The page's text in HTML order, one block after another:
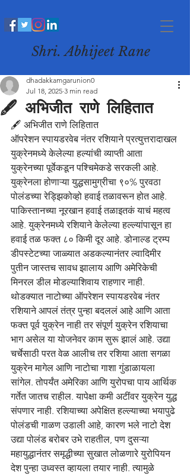
Shri. Abhijeet Rane
🖋️ अभिजीत राणे लिहितात
dhadakkamgarunion0
Jul 18, 2025 3 min read
🖋️ अभिजीत राणे लिहितात
ऑपरेशन स्पायडरवेब नंतर रशियाने प्रत्युत्तरादाखल
युक्रेनमध्ये केलेल्या हल्यांची व्याप्ती आता
युक्रेनच्या पूर्वेकडून पश्चिमेकडे सरकली आहे.
युक्रेनला होणाऱ्या युद्धसामुग्रीचा ९०% पुरवठा
पोलंडच्या रेड्झिकोव्हो हवाई तळावरून होत आहे.
पाकिस्तानच्या नूरखान हवाई तळाइतकं याचं महत्व
आहे. युक्रेनमध्ये रशियाने केलेल्या हल्ल्यांपासून हा
हवाई तळ फक्त ८० किमी दूर आहे. डोनाल्ड ट्रम्प
डीपस्टेटच्या जाळ्यात अडकल्यानंतर ल्वादिमीर
पुतीन जास्तच सावध झालाय आणि अमेरिकेची
मिनरल डील मोडल्याशिवाय राहणार नाही.
थोडक्यात नाटोच्या ऑपरेशन स्पायडरवेब नंतर
रशियाने आपलं तंत्र पुन्हा बदललं आहे आणि आता
फक्त पूर्व युक्रेन नाही तर संपूर्ण युक्रेन रशियाचा
भाग असेल या योजनेवर काम सुरू झालं आहे. उद्या
चर्चेसाठी परत वेळ आलीच तर रशिया आता सगळा
युक्रेन मागेल आणि नाटोचा गाशा गुंडाळायला
सांगेल. तोपर्यंत अमेरिका आणि युरोपचा पाय आर्थिक
गर्तेत जातच राहील. यापेक्षा कमी अटींवर युक्रेन युद्ध
संपणार नाही. रशियाच्या अपेक्षित हल्ल्याच्या भयापुढे
पोलंडची गाळण उडाली आहे, कारण भले नाटो देश
उद्या पोलंड बरोबर उभे राहतील, पण दुसऱ्या
महायुद्धानंतर समृद्धीच्या सुखात लोळणारे युरोपियन
देश पुन्हा उध्वस्त व्हायला तयार नाही. त्यामुळे